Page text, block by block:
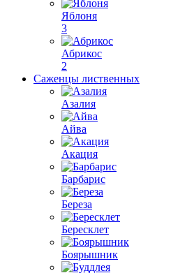
Яблоня
3
Абрикос
2
Саженцы лиственных
Азалия
Айва
Акация
Барбарис
Береза
Бересклет
Боярышник